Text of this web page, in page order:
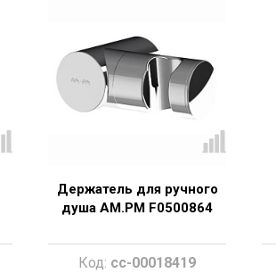
Держатель для ручного
душа AM.PM F0500864
Код: cc-00018419